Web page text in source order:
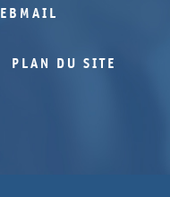
PLAN DU SITE